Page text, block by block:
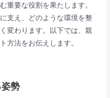
重要な役割を果たします。
支え、どのような環境を整
変わります。以下では、親
方法をお伝えします。
勢